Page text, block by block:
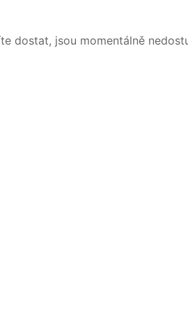
dostat, jsou momentálně